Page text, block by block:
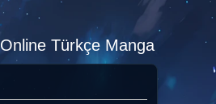
Online Türkçe Manga